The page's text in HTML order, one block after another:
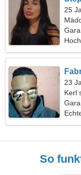
25
23
Kerl
So